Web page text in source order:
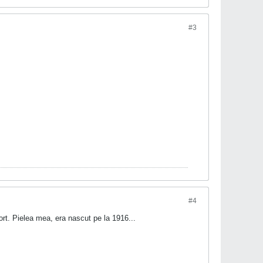
#3
#4
Pielea mea, era nascut pe la 1916...